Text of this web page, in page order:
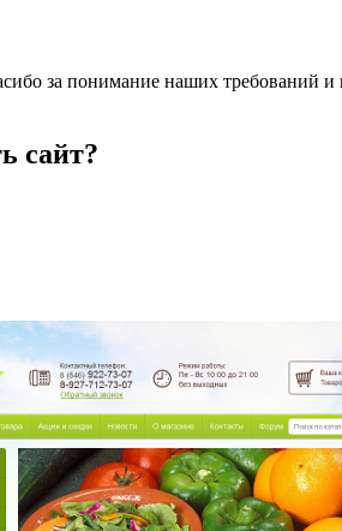
за понимание наших требований и
сайт?